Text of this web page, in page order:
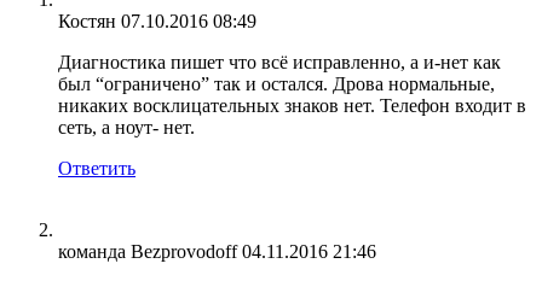
Костян 07.10.2016 08:49
Диагностика пишет что всё исправленно, а и-нет как
был “ограничено” так и остался. Дрова нормальные,
никаких восклицательных знаков нет. Телефон входит в
сеть, а ноут- нет.
Ответить
команда Bezprovodoff 04.11.2016 21:46